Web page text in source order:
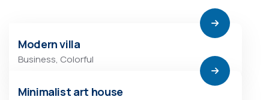
Modern villa
Business, Colorful
Minimalist art house